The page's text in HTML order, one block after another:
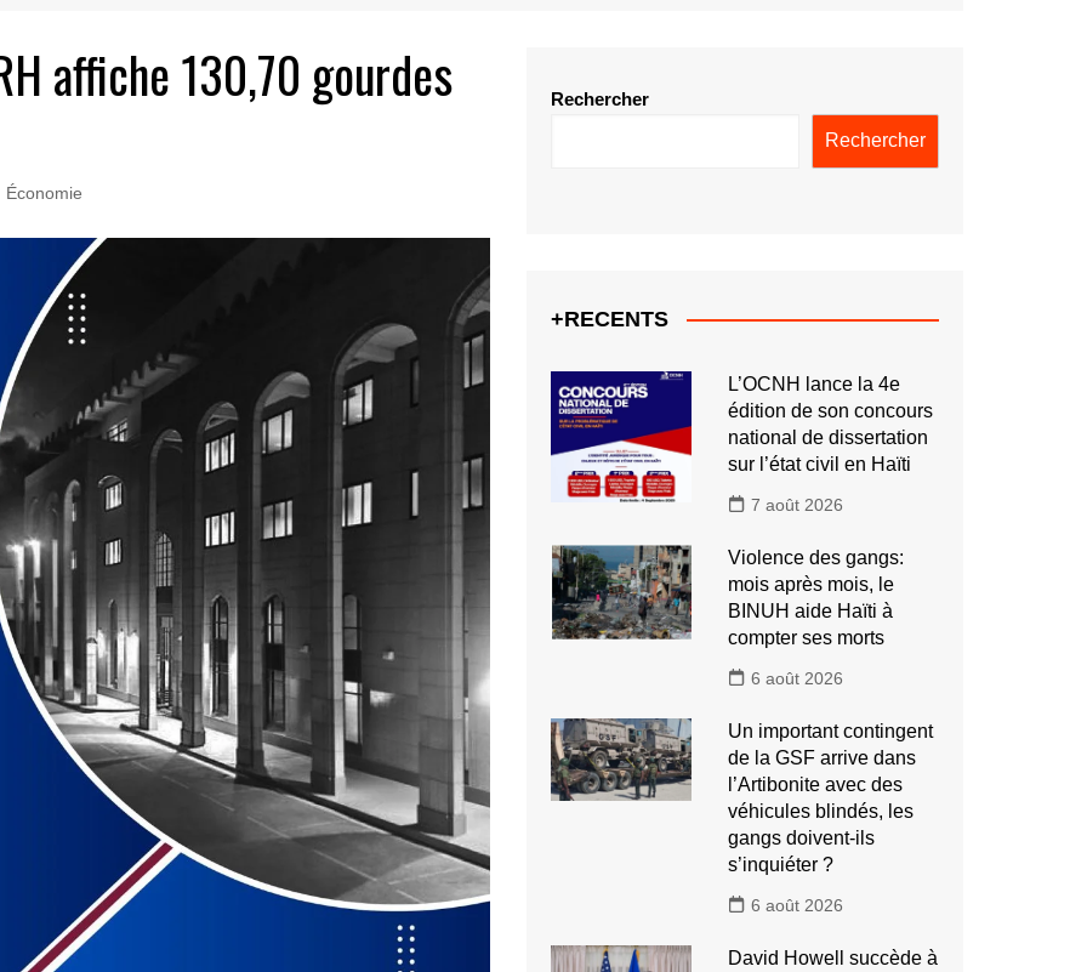
Société
affiche 130,70 gourdes
Économie
Rechercher
Rechercher
+RECENTS
L’OCNH lance la 4e
édition de son concours
national de dissertation
sur l’état civil en Haïti
7 août 2026
Violence des gangs:
mois après mois, le
BINUH aide Haïti à
compter ses morts
6 août 2026
Un important contingent
de la GSF arrive dans
l’Artibonite avec des
véhicules blindés, les
gangs doivent-ils
s’inquiéter ?
6 août 2026
David Howell succède à